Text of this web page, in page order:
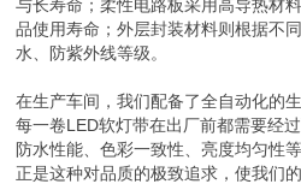
与长寿命；柔性电路板采用高导热材
品使用寿命；外层封装材料则根据不
水、防紫外线等级。
在生产车间，我们配备了全自动化的
每一卷LED软灯带在出厂前都需要经
防水性能、色彩一致性、亮度均匀性
正是这种对品质的极致追求，使我们